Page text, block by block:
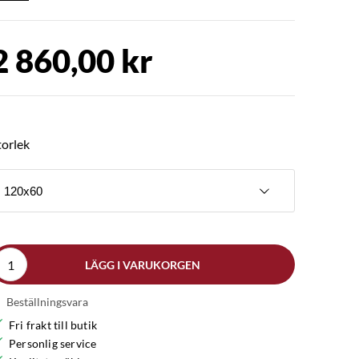
860,00 kr
120x60
LÄGG I VARUKORGEN
Beställningsvara
Fri frakt till butik
Personlig service